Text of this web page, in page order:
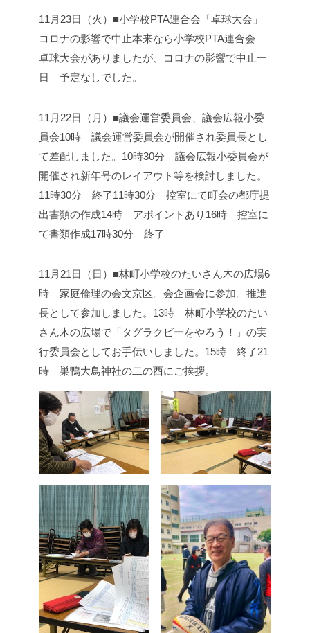
11月23日（火）■小学校PTA連合会「卓球大会」
コロナの影響で中止本来なら小学校PTA連合会
卓球大会がありましたが、コロナの影響で中止一
日 予定なしでした。
11月22日（月）■議会運営委員会、議会広報小委
員会10時 議会運営委員会が開催され委員長とし
て差配しました。 10時30分 議会広報小委員会が
開催され新年号のレイアウト等を検討しました。
11時30分 終了11時30分 控室にて町会の都庁提
出書類の作成14時 アポイントあり 16時 控室に
て書類作成17時30分 終了
11月21日（日）■林町小学校のたいさん木の広場6
時 家庭倫理の会文京区。会企画会に参加。推進
長として参加しました。 13時 林町小学校のたい
さん木の広場で「タグラクビーをやろう！」の実
行委員会としてお手伝いしました。 15時 終了21
時 巣鴨大鳥神社の二の酉にご挨拶。